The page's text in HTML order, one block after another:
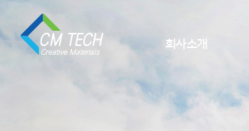
회사소개